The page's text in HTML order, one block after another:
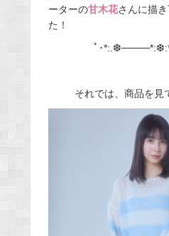
ーターの甘木花さんに描
た！
ﾟ･*:.❆────*:
それでは、商品を見